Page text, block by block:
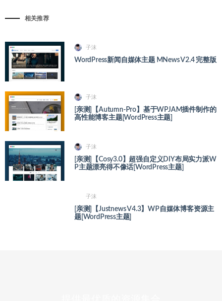
相关推荐
子沫
WordPress新闻自媒体主题 MNews V2.4 完整版
子沫
[亲测]【Autumn-Pro】基于WPJAM插件制作的
高性能博客主题[WordPress主题]
子沫
[亲测]【Cosy3.0】超强自定义DIY布局实力派W
P主题漂亮得不像话[WordPress主题]
子沫
[亲测]【Justnews V4.3】WP自媒体博客资源主
题[WordPress主题]